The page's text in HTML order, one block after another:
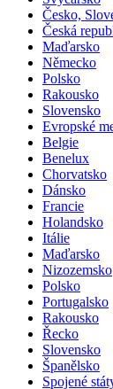
Česko,
Česká
Maďarsko
Německo
Polsko
Rakousko
Slovensko
Evropské
Belgie
Benelux
Chorvatsko
Dánsko
Francie
Holandsko
Itálie
Maďarsko
Nizozemsko
Polsko
Portugalsko
Rakousko
Řecko
Slovensko
Španělsko
Spojené